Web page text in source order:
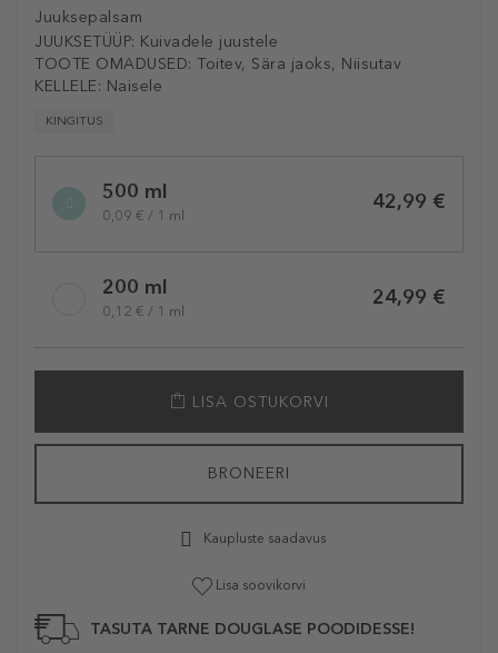
Juuksepalsam
JUUKSETÜÜP: Kuivadele juustele
TOOTE OMADUSED: Toitev, Sära jaoks, Niisutav
KELLELE: Naisele
KINGITUS
variation500 ml
0,09 € / 1 ml
42,99 €
200 ml
0,12 € / 1 ml
24,99 €
LISA OSTUKORVI
BRONEERI
Kaupluste saadavus
Lisa soovikorvi
TASUTA TARNE DOUGLASE POODIDESSE!